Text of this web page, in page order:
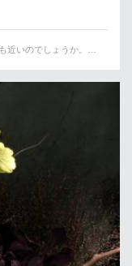
近いのでしょうか。…